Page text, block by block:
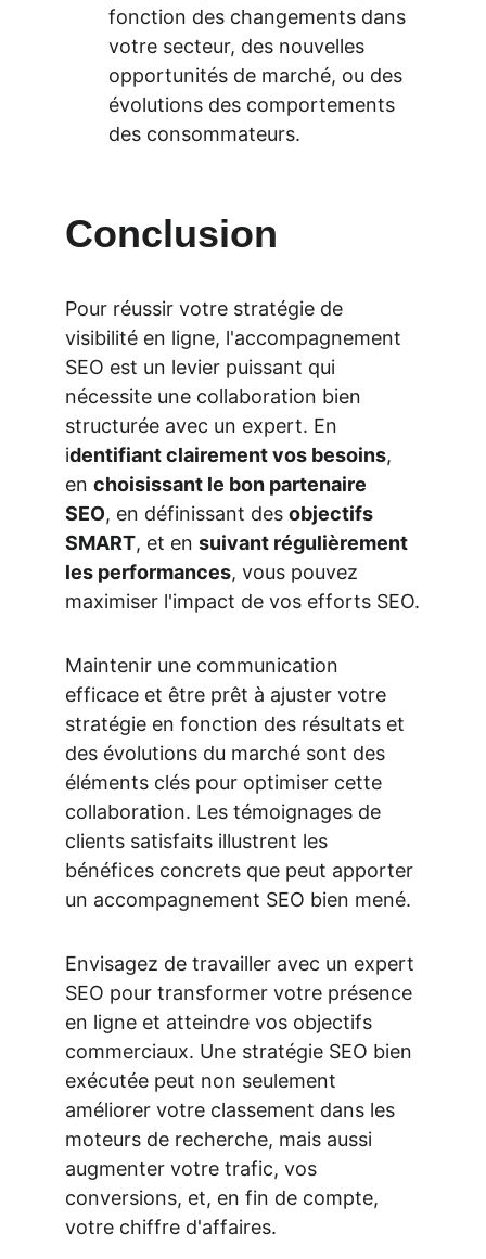
fonction des changements dans
votre secteur, des nouvelles
opportunités de marché, ou des
évolutions des comportements
des consommateurs.
Conclusion
Pour réussir votre stratégie de
visibilité en ligne, l'accompagnement
SEO est un levier puissant qui
nécessite une collaboration bien
structurée avec un expert. En
identifiant clairement vos besoins,
en choisissant le bon partenaire
SEO, en définissant des objectifs
SMART, et en suivant régulièrement
les performances, vous pouvez
maximiser l'impact de vos efforts SEO.
Maintenir une communication
efficace et être prêt à ajuster votre
stratégie en fonction des résultats et
des évolutions du marché sont des
éléments clés pour optimiser cette
collaboration. Les témoignages de
clients satisfaits illustrent les
bénéfices concrets que peut apporter
un accompagnement SEO bien mené.
Envisagez de travailler avec un expert
SEO pour transformer votre présence
en ligne et atteindre vos objectifs
commerciaux. Une stratégie SEO bien
exécutée peut non seulement
améliorer votre classement dans les
moteurs de recherche, mais aussi
augmenter votre trafic, vos
conversions, et, en fin de compte,
votre chiffre d'affaires.